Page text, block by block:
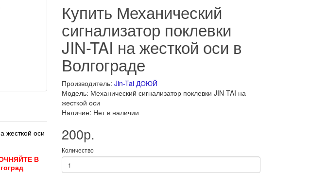
жесткой оси
В
Купить Механический
сигнализатор поклевки
JIN-TAI на жесткой оси в
Волгограде
Производитель:Jin-Tai ДОЮЙ
Модель: Механический сигнализатор поклевки JIN-TAI на
жесткой оси
Наличие: Нет в наличии
200р.
Количество